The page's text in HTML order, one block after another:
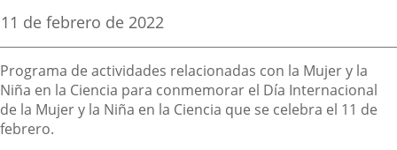
aplicación
externa.
aplicación
externa.
Fecha
la
noticia
11 de febrero de 2022
Descripción
Programa de actividades relacionadas con la Mujer y la
Niña en la Ciencia para conmemorar el Día Internacional
de la Mujer y la Niña en la Ciencia que se celebra el 11 de
febrero.